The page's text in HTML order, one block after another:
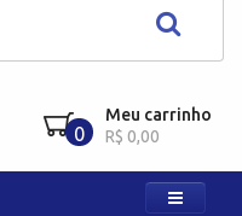
0
Meu carrinho
R$ 0,00